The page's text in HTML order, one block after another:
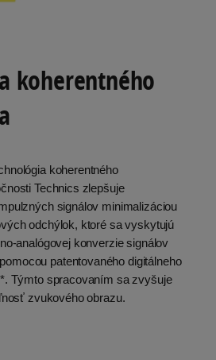
koherentného
koherentného
Technics zlepšuje
signálov minimalizáciou
odchýlok, ktoré sa vyskytujú
analógovej konverzie signálov
patentovaného digitálneho
Týmto spracovaním sa zvyšuje
zvukového obrazu.